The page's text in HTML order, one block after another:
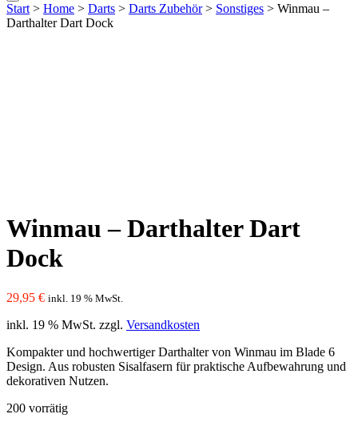
Start > Home > Darts > Darts Zubehör> Sonstiges > Winmau –
Darthalter Dart Dock
Winmau – Darthalter Dart
Dock
29,95 € inkl. 19 % MwSt.
inkl. 19 % MwSt. zzgl. Versandkosten
Kompakter und hochwertiger Darthalter von Winmau im Blade 6
Design. Aus robusten Sisalfasern für praktische Aufbewahrung und
dekorativen Nutzen.
200 vorrätig